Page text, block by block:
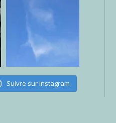
Suivre sur Instagram